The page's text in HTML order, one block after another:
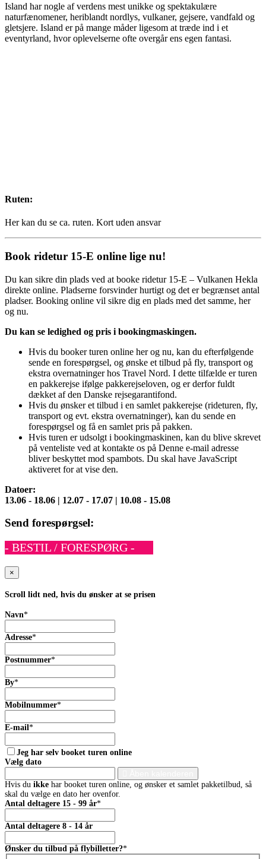
Island har nogle af verdens mest unikke og spektakulære
naturfænomener, heriblandt nordlys, vulkaner, gejsere, vandfald og
gletsjere. Island er på mange måder ligesom at træde ind i et
eventyrland, hvor oplevelserne ofte overgår ens egen fantasi.
Ruten:
Her kan du se ca. ruten. Kort uden ansvar
Book ridetur 15-E online lige nu!
Du kan sikre din plads ved at booke ridetur 15-E – Vulkanen Hekla
direkte online. Pladserne forsvinder hurtigt og det er begrænset antal
pladser. Booking online vil sikre dig en plads med det samme, her
og nu.
Du kan se ledighed og pris i bookingmaskingen.
Hvis du booker turen online her og nu, kan du efterfølgende
sende en forespørgsel, og ønske et tilbud på fly, transport og
ekstra overnatninger hos Travel Nord. I dette tilfælde er turen
en pakkerejse ifølge pakkerejseloven, og er derfor fuldt
dækket af den Danske rejsegarantifond.
Hvis du ønsker et tilbud i en samlet pakkerejse (rideturen, fly,
transport og evt. ekstra overnatninger), kan du sende en
forespørgsel og få en samlet pris på pakken.
Hvis turen er udsolgt i bookingmaskinen, kan du blive skrevet
på venteliste ved at kontakte os på Denne e-mail adresse
bliver beskyttet mod spambots. Du skal have JavaScript
aktiveret for at vise den.
Datoer:
13.06 - 18.06 | 12.07 - 17.07 | 10.08 - 15.08
Send forespørgsel:
- BESTIL / FORESPØRG -
×
Scroll lidt ned, hvis du ønsker at se prisen
Navn*
Adresse*
Postnummer*
By*
Mobilnummer*
E-mail*
Jeg har selv booket turen online
Vælg dato
Hvis du ikke har booket turen online, og ønsker et samlet pakketilbud, så
skal du vælge en dato her ovenfor.
Antal deltagere 15 - 99 år*
Antal deltagere 8 - 14 år
Ønsker du tilbud på flybilletter?*